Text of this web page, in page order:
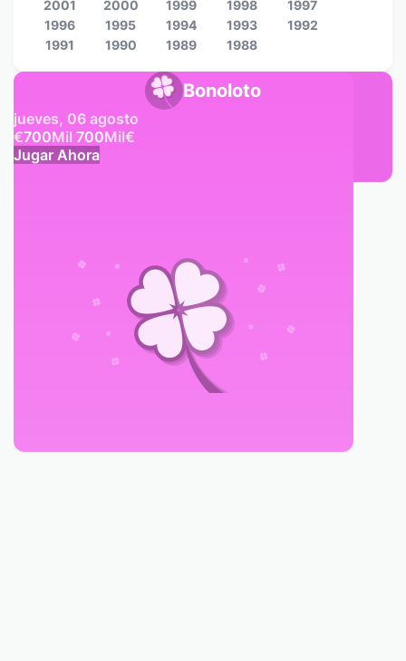
Bonoloto
jueves, 06 agosto
€700Mil 700Mil€
Jugar Ahora
2001
2000 1999 1998
1997
1996
1995 1994 1993
1992
1991
1990 1989 1988